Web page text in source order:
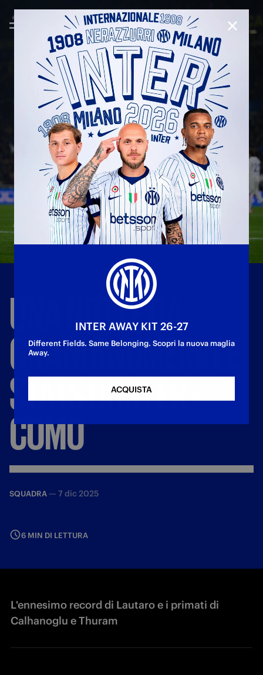
UNA NOTTEDA
GRANDINUMERI:LE
STATSDIINTER-
COMO
SQUADRA — 7 dic 2025
6 MIN DI LETTURA
L'ennesimo record di Lautaro e i primati di
Calhanoglu e Thuram
INTER AWAY KIT 26-27
Different Fields. Same Belonging. Scopri la nuova maglia
Away.
ACQUISTA